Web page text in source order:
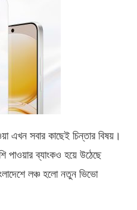
এখন সবার কাছেই চিন্তার বিষয়।
পাওয়ার ব্যাংকও হয়ে উঠেছে
লঞ্চ হলো নতুন ভিভো